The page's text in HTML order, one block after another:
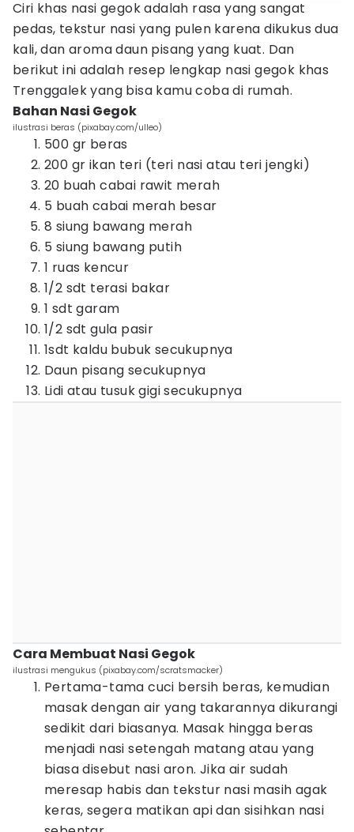
Ciri khas nasi gegok adalah rasa yang sangat
pedas, tekstur nasi yang pulen karena dikukus dua
kali, dan aroma daun pisang yang kuat. Dan
berikut ini adalah resep lengkap nasi gegok khas
Trenggalek yang bisa kamu coba di rumah.
Bahan Nasi Gegok
ilustrasi beras (pixabay.com/ulleo)
500 gr beras
200 gr ikan teri (teri nasi atau teri jengki)
20 buah cabai rawit merah
5 buah cabai merah besar
8 siung bawang merah
5 siung bawang putih
1 ruas kencur
1/2 sdt terasi bakar
1 sdt garam
1/2 sdt gula pasir
1sdt kaldu bubuk secukupnya
Daun pisang secukupnya
Lidi atau tusuk gigi secukupnya
Cara Membuat Nasi Gegok
ilustrasi mengukus (pixabay.com/scratsmacker)
Pertama-tama cuci bersih beras, kemudian
masak dengan air yang takarannya dikurangi
sedikit dari biasanya. Masak hingga beras
menjadi nasi setengah matang atau yang
biasa disebut nasi aron. Jika air sudah
meresap habis dan tekstur nasi masih agak
keras, segera matikan api dan sisihkan nasi